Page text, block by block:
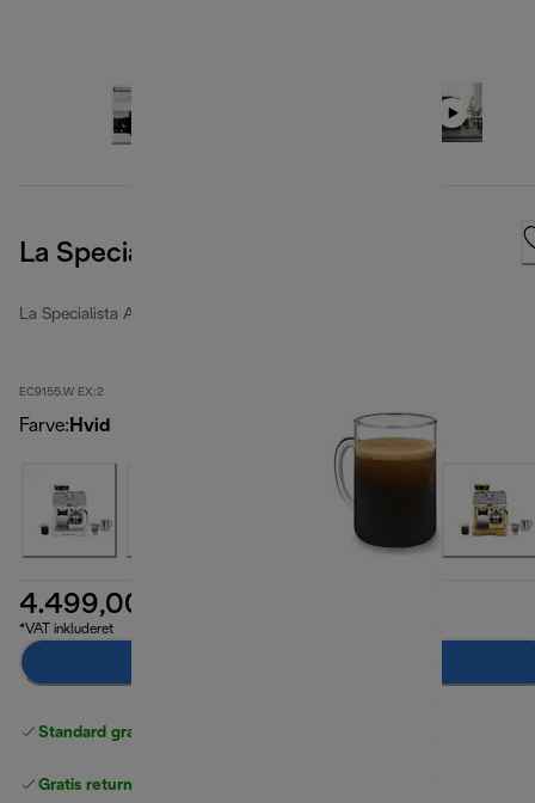
La Specialista Arte
La Specialista Arte
EC9155.W EX:2
Farve: Hvid
4.499,00 kr.
*VAT inkluderet
Standard gratis levering
Gratis returneringer